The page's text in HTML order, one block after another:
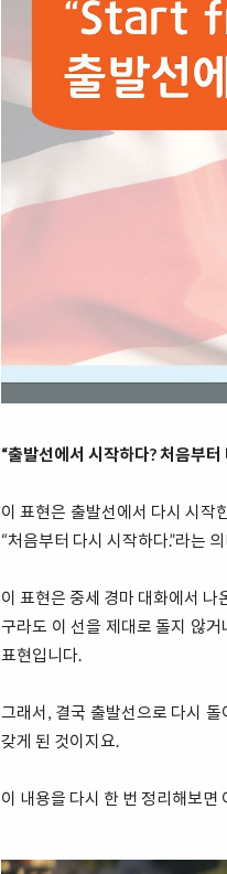
“출발선에서 시작하다? 처음부터
이 표현은 출발선에서 다시 시작
“처음부터 다시 시작하다.”라는
이 표현은 중세 경마 대화에서
구라도 이 선을 제대로 돌지 않
표현입니다.
그래서, 결국 출발선으로 다시 돌
갖게 된 것이지요.
이 내용을 다시 한 번 정리해보면